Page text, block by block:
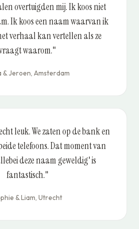
overtuigden mij. Ik koos niet
Ik koos een naam waarvan ik
verhaal kan vertellen als ze
waarom."
& Jeroen, Amsterdam
leuk. We zaten op de bank en
telefoons. Dat moment van
deze naam geweldig' is
fantastisch."
& Liam, Utrecht